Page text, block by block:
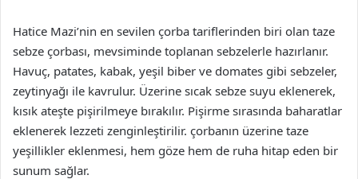
Hatice Mazi’nin en sevilen çorba tariflerinden biri olan taze
sebze çorbası, mevsiminde toplanan sebzelerle hazırlanır.
Havuç, patates, kabak, yeşil biber ve domates gibi sebzeler,
zeytinyağı ile kavrulur. Üzerine sıcak sebze suyu eklenerek,
kısık ateşte pişirilmeye bırakılır. Pişirme sırasında baharatlar
eklenerek lezzeti zenginleştirilir. çorbanın üzerine taze
yeşillikler eklenmesi, hem göze hem de ruha hitap eden bir
sunum sağlar.